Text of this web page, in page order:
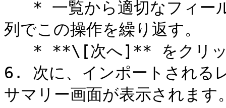
列でこの操作を繰り返す。
6. 次に、インポートされる
サマリー画面が表示されま